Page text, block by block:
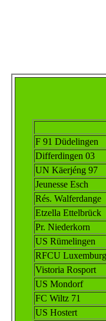
F 91 Düdelingen
Differdingen 03
UN Käerjéng 97
Jeunesse Esch
Rés. Walferdange
Etzella Ettelbrück
Pr. Niederkorn
US Rümelingen
RFCU Luxemburg
Vistoria Rosport
US Mondorf
FC Wiltz 71
US Hostert